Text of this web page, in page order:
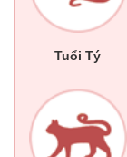
Tuổi Tý